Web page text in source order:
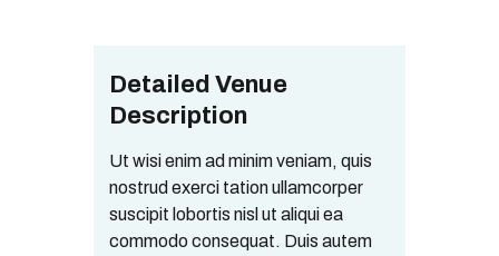
Detailed Venue
Description
Ut wisi enim ad minim veniam, quis
nostrud exerci tation ullamcorper
suscipit lobortis nisl ut aliqui ea
commodo consequat. Duis autem